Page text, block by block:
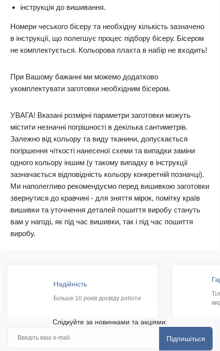
інструкція до вишивання.
Номери чеського бісеру та необхідну кількість зазначено
в інструкції, що полегшує процес підбору бісеру. Бісером
не комплектується. Кольорова плахта в набір не входить!
При Вашому бажанні ми можемо додатково
укомплектувати заготовки необхідним бісером.
УВАГА! Вказані розмірні параметри заготовки можуть
містити незначні погрішності в декілька сантиметрів.
Залежно від кольору та виду тканини, допускається
погіршення чіткості нанесеної схеми та випадки заміни
одного кольору іншим (у такому випадку в інструкції
зазначається відповідність кольору конкретній позначці).
Ми наполегливо рекомендуємо перед вишивкою заготовки
звернутися до кравчині - для зняття мірок, помітку країв
вишивки та уточнення деталей пошиття виробу стануть
вам у нагоді, як під час вишивки, так і під час пошиття
виробу.
Надійність
Більше 10 років досвіду роботи
Слідкуйте за новинками та акціями:
Підпишіться